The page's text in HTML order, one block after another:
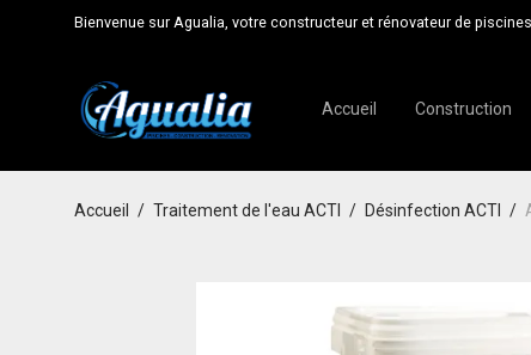
Bienvenue sur Agualia, votre constructeur et rénovateur de
Accueil Construction
Accueil / Traitement de l'eau ACTI / Désinfection ACTI /